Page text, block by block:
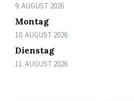
9. AUGUST 2026
Montag
10. AUGUST 2026
Dienstag
11. AUGUST 2026